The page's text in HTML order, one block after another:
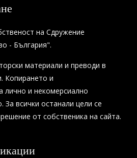
на Сдружение
- България".
материали и преводи в
Копирането и
лично и некомерсиално
За всички останали цели се
от собственика на сайта.